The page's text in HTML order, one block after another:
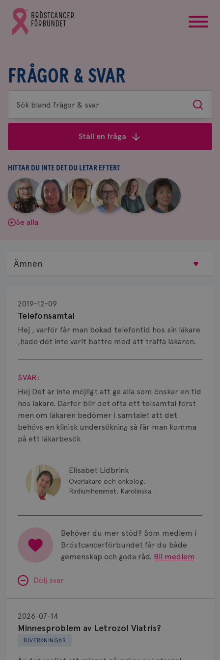
Gå
till
Bröstcancerförbundets
FRÅGOR & SVAR
Sök
bland
&
svar
Sök
Ställ en fråga
HITTAR DU INTE DET DU LETAR EFTER?
Aina
Johnsson
|
Anne
Andersson
Fredrika
Killander
|
Jeanette
Bäcklund
|
Maria
Edegran
|
Yvette
Andersson
Se alla
Telefonsamtal
2019-12-09
Hej , varför får man bokad telefontid hos sin läkare
,hade det inte varit bättre med att träffa läkaren.
Visa svar
SVAR:
Hej Det är inte möjligt att ge alla som önskar en tid
hos läkare. Därför blir det ofta ett telsamtal först
men om läkaren bedömer i samtalet att det
behövs en klinisk undersökning så får man komma
på ett läkarbesök
Elisabet Lidbrink
Överläkare och onkolog,
Radiumhemmet, Karolinska
Behöver du mer stöd? Som medlem i
Bröstcancerförbundet får du både
gemenskap och goda råd. Bli medlem
Dölj svar
BIVERKNINGAR
Minnesproblem av Letrozol Viatris?
2026-07-14
Letrozol
Viatris?
Ämnen
Biopsi
Biverkningar
Knöl
Läkemedel
Typ av bröstcancer
Smärta
Prognos
Risker
Strålning
Vätska